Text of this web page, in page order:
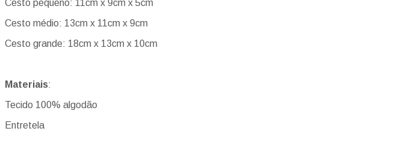
Cesto pequeno: 11cm x 9cm x 5cm
Cesto médio: 13cm x 11cm x 9cm
Cesto grande: 18cm x 13cm x 10cm
Materiais:
Tecido 100% algodão
Entretela